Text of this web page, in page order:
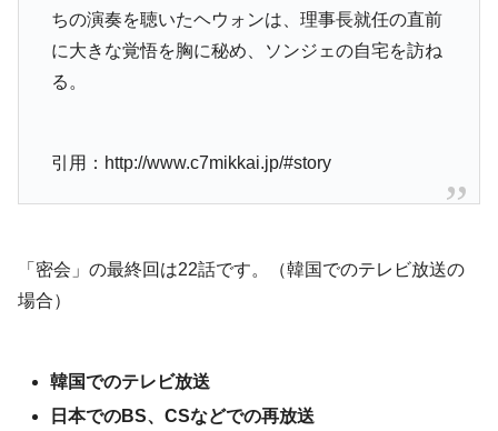
ちの演奏を聴いたヘウォンは、理事長就任の直前
に大きな覚悟を胸に秘め、ソンジェの自宅を訪ね
る。
引用：http://www.c7mikkai.jp/#story
「密会」の最終回は22話です。（韓国でのテレビ放送の
場合）
韓国でのテレビ放送
日本でのBS、CSなどでの再放送